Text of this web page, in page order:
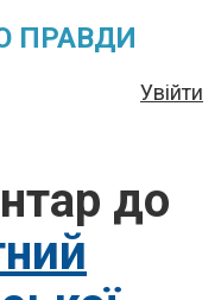
ПРАВДИ
Увійти
до